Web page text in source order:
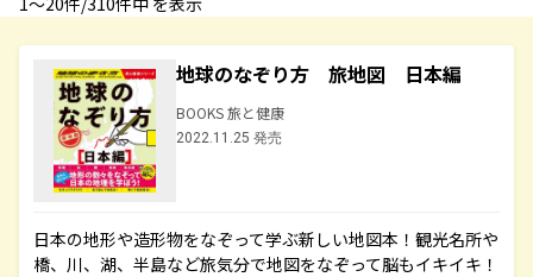
地球のなぞり方 旅地図 日本編
BOOKS 旅と健康
2022.11.25 発売
日本の地形や造形物をなぞって学ぶ新しい地図本！観光名所や
橋、川、湖、半島など旅気分で地図をなぞって脳もイキイキ！